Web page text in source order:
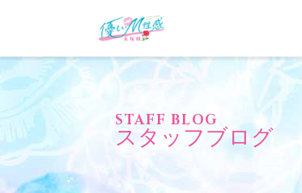
STAFF BLOG
スタッフブログ